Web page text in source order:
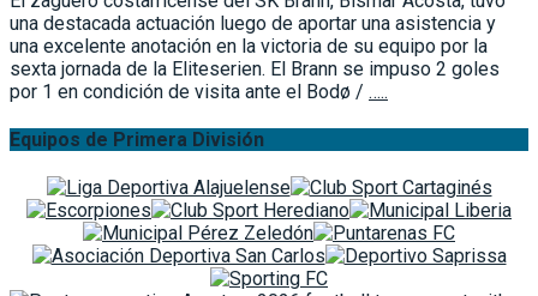
una destacada actuación luego de aportar una asistencia y
una excelente anotación en la victoria de su equipo por la
sexta jornada de la Eliteserien. El Brann se impuso 2 goles
por 1 en condición de visita ante el Bodø / …..
Equipos de Primera División